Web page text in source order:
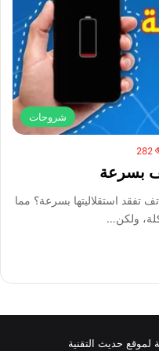
شروحات
282
بسرعة
تفقد استقلاليتها بسرعة؟ مما
ولكن…